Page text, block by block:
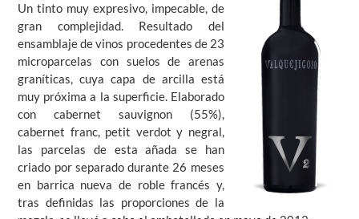
Un tinto muy expresivo, impecable, de
gran complejidad. Resultado del
ensamblaje de vinos procedentes de 23
microparcelas con suelos de arenas
graníticas, cuya capa de arcilla está
muy próxima a la superficie. Elaborado
con cabernet sauvignon (55%),
cabernet franc, petit verdot y negral,
las parcelas de esta añada se han
criado por separado durante 26 meses
en barrica nueva de roble francés y,
tras definidas las proporciones de la